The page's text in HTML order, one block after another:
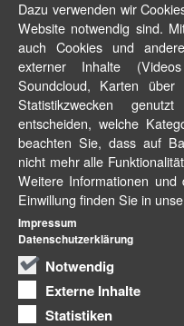
Dazu verwenden wir
Website notwendig sind.
auch Cookies und
externer Inhalte
Soundcloud, Karten
Statistikzwecken
entscheiden, welche
beachten Sie, dass auf
nicht mehr alle
Weitere Informationen
Einwillung finden Sie in
Notwendig
Externe Inhalte
Statistiken
Impressum
Datenschutzerklärung